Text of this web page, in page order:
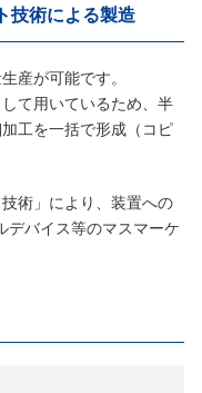
術による製造
産が可能です。
て用いているため、半
工を一括で形成（コピ
術」により、装置への
デバイス等のマスマーケ